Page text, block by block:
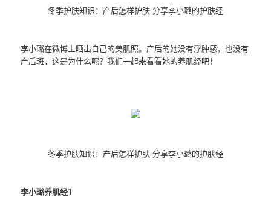
冬季护肤知识：产后怎样护肤 分享李小璐的护肤经
李小璐在微博上晒出自己的美肌照。产后的她没有浮肿感，也没有
产后斑，这是为什么呢？我们一起来看看她的养肌经吧！
冬季护肤知识：产后怎样护肤 分享李小璐的护肤经
李小璐养肌经1